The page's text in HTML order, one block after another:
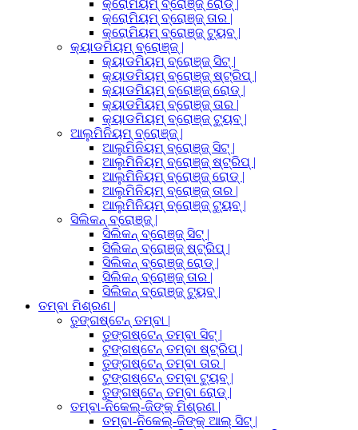
କ୍ରୋମିୟମ୍ ବ୍ରୋଞ୍ଜ୍ ରୋଡ୍ |
କ୍ରୋମିୟମ୍ ବ୍ରୋଞ୍ଜ୍ ତାର |
କ୍ରୋମିୟମ୍ ବ୍ରୋଞ୍ଜ୍ ଟ୍ୟୁବ୍ |
କ୍ୟାଡମିୟମ୍ ବ୍ରୋଞ୍ଜ୍ |
କ୍ୟାଡମିୟମ୍ ବ୍ରୋଞ୍ଜ୍ ସିଟ୍ |
କ୍ୟାଡମିୟମ୍ ବ୍ରୋଞ୍ଜ୍ ଷ୍ଟ୍ରିପ୍ |
କ୍ୟାଡମିୟମ୍ ବ୍ରୋଞ୍ଜ୍ ରୋଡ୍ |
କ୍ୟାଡମିୟମ୍ ବ୍ରୋଞ୍ଜ୍ ତାର |
କ୍ୟାଡମିୟମ୍ ବ୍ରୋଞ୍ଜ୍ ଟ୍ୟୁବ୍ |
ଆଲୁମିନିୟମ୍ ବ୍ରୋଞ୍ଜ୍ |
ଆଲୁମିନିୟମ୍ ବ୍ରୋଞ୍ଜ୍ ସିଟ୍ |
ଆଲୁମିନିୟମ୍ ବ୍ରୋଞ୍ଜ୍ ଷ୍ଟ୍ରିପ୍ |
ଆଲୁମିନିୟମ୍ ବ୍ରୋଞ୍ଜ୍ ରୋଡ୍ |
ଆଲୁମିନିୟମ୍ ବ୍ରୋଞ୍ଜ୍ ତାର |
ଆଲୁମିନିୟମ୍ ବ୍ରୋଞ୍ଜ୍ ଟ୍ୟୁବ୍ |
ସିଲିକନ୍ ବ୍ରୋଞ୍ଜ୍ |
ସିଲିକନ୍ ବ୍ରୋଞ୍ଜ୍ ସିଟ୍ |
ସିଲିକନ୍ ବ୍ରୋଞ୍ଜ୍ ଷ୍ଟ୍ରିପ୍ |
ସିଲିକନ୍ ବ୍ରୋଞ୍ଜ୍ ରୋଡ୍ |
ସିଲିକନ୍ ବ୍ରୋଞ୍ଜ୍ ତାର |
ସିଲିକନ୍ ବ୍ରୋଞ୍ଜ୍ ଟ୍ୟୁବ୍ |
ତମ୍ବା ମିଶ୍ରଣ |
ତୁଙ୍ଗଷ୍ଟେନ୍ ତମ୍ବା |
ତୁଙ୍ଗଷ୍ଟେନ୍ ତମ୍ବା ସିଟ୍ |
ଟୁଙ୍ଗଷ୍ଟେନ୍ ତମ୍ବା ଷ୍ଟ୍ରିପ୍ |
ତୁଙ୍ଗଷ୍ଟେନ୍ ତମ୍ବା ତାର |
ଟୁଙ୍ଗଷ୍ଟେନ୍ ତମ୍ବା ଟ୍ୟୁବ୍ |
ତୁଙ୍ଗଷ୍ଟେନ୍ ତମ୍ବା ରୋଡ୍ |
ତମ୍ବା-ନିକେଲ୍-ଜିଙ୍କ୍ ମିଶ୍ରଣ |
ତମ୍ବା-ନିକେଲ୍-ଜିଙ୍କ୍ ଆଲ୍ ସିଟ୍ |